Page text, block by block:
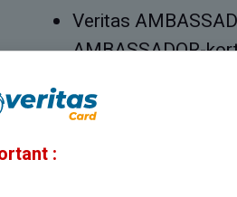
Veritas
AMBASSADOR-
: